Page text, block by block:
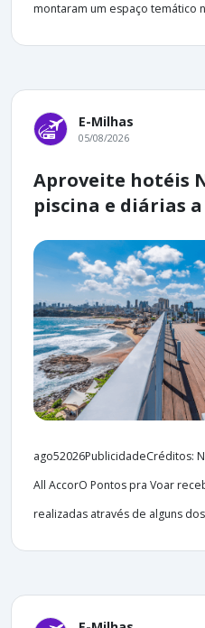
montaram um espaço temático
E-Milhas
05/08/2026
Aproveite hotéis
piscina e diárias
ago52026PublicidadeCréditos:
All AccorO Pontos pra Voar
realizadas através de alguns